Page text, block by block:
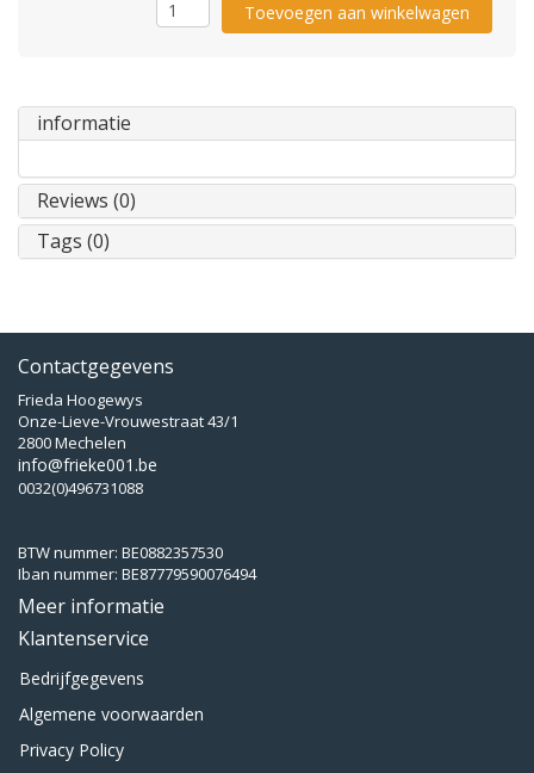
Toevoegen aan winkelwagen
informatie
Reviews (0)
Tags (0)
Contactgegevens
Frieda Hoogewys
Onze-Lieve-Vrouwestraat 43/1
2800 Mechelen
info@frieke001.be
0032(0)496731088
BTW nummer: BE0882357530
Iban nummer: BE87779590076494
Meer informatie
Klantenservice
Bedrijfgegevens
Algemene voorwaarden
Privacy Policy